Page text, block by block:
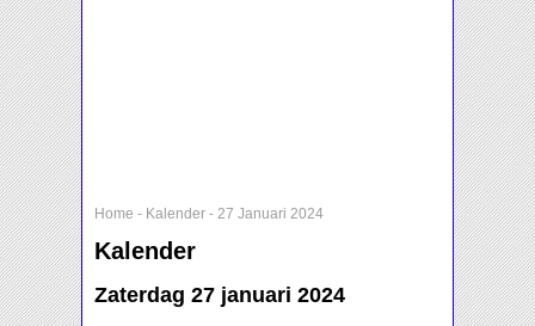
Home - Kalender - 27 Januari 2024
Kalender
Zaterdag 27 januari 2024